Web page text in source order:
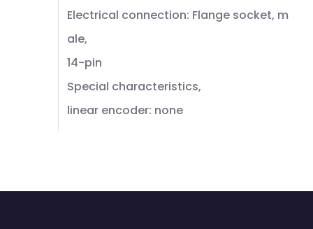
Electrical connection: Flange socket, m
ale,
14-pin
Special characteristics,
linear encoder: none